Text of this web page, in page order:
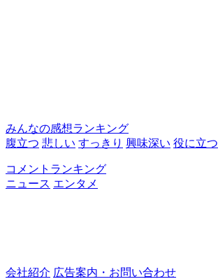
みんなの感想ランキング
腹立つ 悲しい すっきり 興味深い 役に立つ
コメントランキング
ニュース エンタメ
会社紹介 広告案内・お問い合わせ